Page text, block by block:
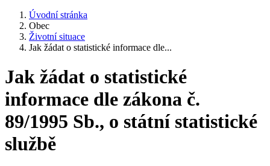
Úvodní stránka
Obec
Životní situace
Jak žádat o statistické informace dle...
Jak žádat o statistické
informace dle zákona č.
89/1995 Sb., o státní statistické
službě